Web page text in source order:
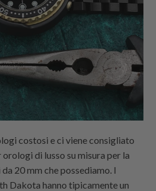
costosi e ci viene consigliato
di lusso su misura per la
20 mm che possediamo. I
Dakota hanno tipicamente un